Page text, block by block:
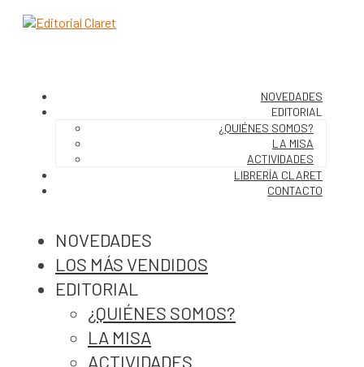
NOVEDADES
EDITORIAL
¿QUIÉNES SOMOS?
LA MISA
ACTIVIDADES
LIBRERÍA CLARET
CONTACTO
NOVEDADES
LOS MÁS VENDIDOS
EDITORIAL
¿QUIÉNES SOMOS?
LA MISA
ACTIVIDADES